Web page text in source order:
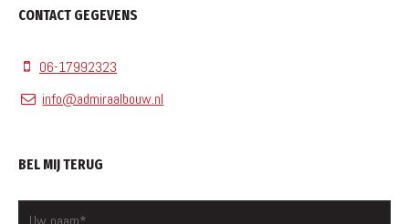
CONTACT GEGEVENS
06-17992323
info@admiraalbouw.nl
BEL MIJ TERUG